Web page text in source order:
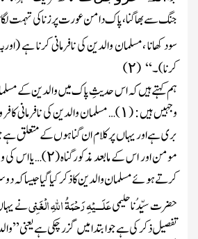
جنگ سے بھاگنا، پاک دامن عورت پر زنا کی تہمت لگانا،
سود کھانا ،مسلمان والدین کی نافرمانی کرنا ہے(اور
کرنا)۔‘‘(۲)
ہم کہتے ہیں کہ اس حدیثِ پاک میں والدین کے
وجہیں ہیں : (۱)…مسلمان والدین کی نافرمانی
بری ہے اور یہاں پر کلام ان گناہوں کے متعلق ہے
مومن اور اس کے مابعد مذکورگناہ (۲)…یا اس کی
کرتے ہوئے مسلمان والدین کا ذکر کیا گیا جیسا کہ
حضرت سیِّدُنا حلیمیعَلَـــیْہِ رَحْمَۃُ اللہِ الْغَنِینے
تفصیل ذکر کی ہے جو ابتدا میں گزر چکی ہے یعنی